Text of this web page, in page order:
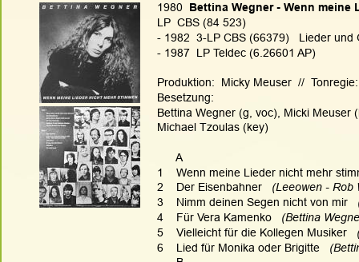
1980 Bettina Wegner - Wenn meine
LP  CBS (84 523)
- 1982  3-LP CBS (66379)   Lieder und
- 1987  LP Teldec (6.26601 AP)
Produktion:  Micky Meuser  //
Besetzung:
Bettina Wegner (g, voc), Micki
Michael Tzoulas (key)
      A
1    Wenn meine Lieder nicht mehr
2    Der Eisenbahner (Leeowen - Rob
3    Nimm deinen Segen nicht von mir
4    Für Vera Kamenko (Bettina
5    Vielleicht für die Kollegen Musiker
6    Lied für Monika oder Brigitte